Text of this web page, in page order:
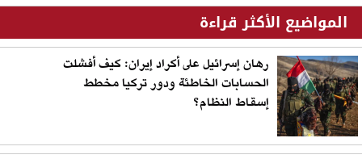
المواضيع الأكثر قراءة
رهان إسرائيل على أكراد إيران: كيف أفشلت
الحسابات الخاطئة ودور تركيا مخطط
إسقاط النظام؟